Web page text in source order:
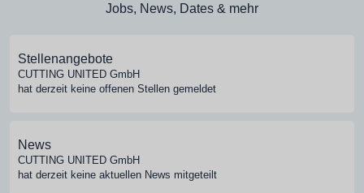
Jobs, News, Dates & mehr
Stellenangebote
CUTTING UNITED GmbH
hat derzeit keine offenen Stellen gemeldet
News
CUTTING UNITED GmbH
hat derzeit keine aktuellen News mitgeteilt